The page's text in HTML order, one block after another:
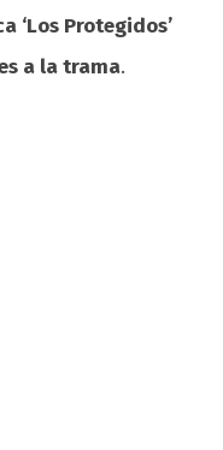
‘Los Protegidos’
a la trama.